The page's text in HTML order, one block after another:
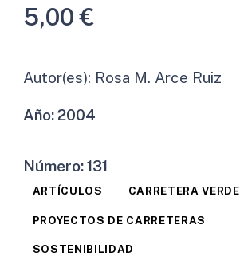
5,00€
Autor(es): Rosa M. Arce Ruiz
Año:2004
Número:131
ARTÍCULOS CARRETERA VERDE
PROYECTOS DE CARRETERAS
SOSTENIBILIDAD